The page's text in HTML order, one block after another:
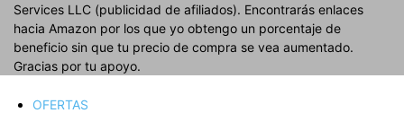
Services LLC (publicidad de afiliados). Encontrarás enlaces
hacia Amazon por los que yo obtengo un porcentaje de
beneficio sin que tu precio de compra se vea aumentado.
Gracias por tu apoyo.
OFERTAS